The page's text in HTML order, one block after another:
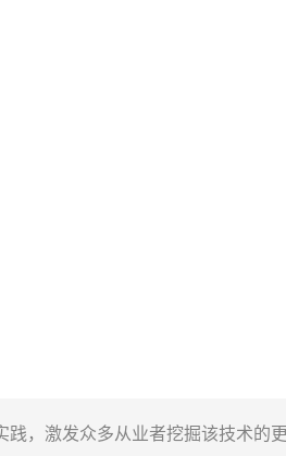
，激发众多从业者挖掘该技术的